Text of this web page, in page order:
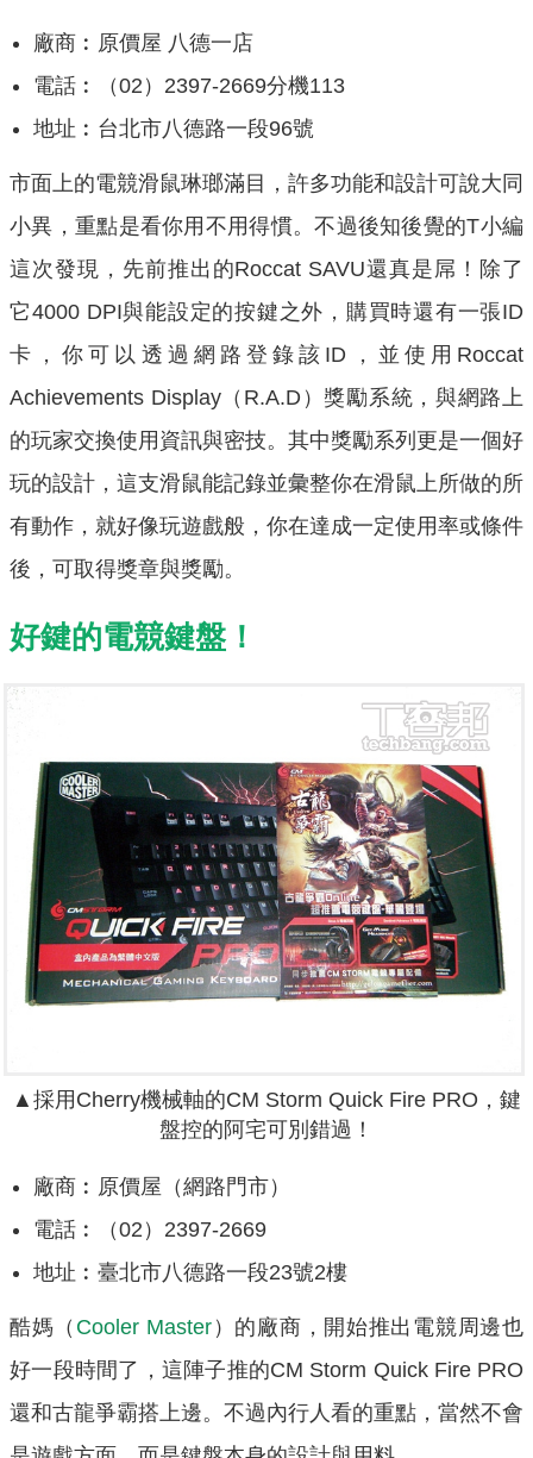
廠商︰原價屋 八德一店
電話︰（02）2397-2669分機113
地址︰台北市八德路一段96號
市面上的電競滑鼠琳瑯滿目，許多功能和設計可說大同
小異，重點是看你用不用得慣。不過後知後覺的T小編
這次發現，先前推出的Roccat SAVU還真是屌！除了
它4000 DPI與能設定的按鍵之外，購買時還有一張ID
卡，你可以透過網路登錄該ID，並使用Roccat
Achievements Display（R.A.D）獎勵系統，與網路上
的玩家交換使用資訊與密技。其中獎勵系列更是一個好
玩的設計，這支滑鼠能記錄並彙整你在滑鼠上所做的所
有動作，就好像玩遊戲般，你在達成一定使用率或條件
後，可取得獎章與獎勵。
好鍵的電競鍵盤！
▲ 採用Cherry機械軸的CM Storm Quick Fire PRO，鍵
盤控的阿宅可別錯過！
廠商︰原價屋（網路門市）
電話︰（02）2397-2669
地址︰臺北市八德路一段23號2樓
酷媽（ Cooler Master）的廠商，開始推出電競周邊也
好一段時間了，這陣子推的CM Storm Quick Fire PRO
還和古龍爭霸搭上邊。不過內行人看的重點，當然不會